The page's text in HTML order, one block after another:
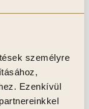
személyre
Ezenkívül
5mm vastag,